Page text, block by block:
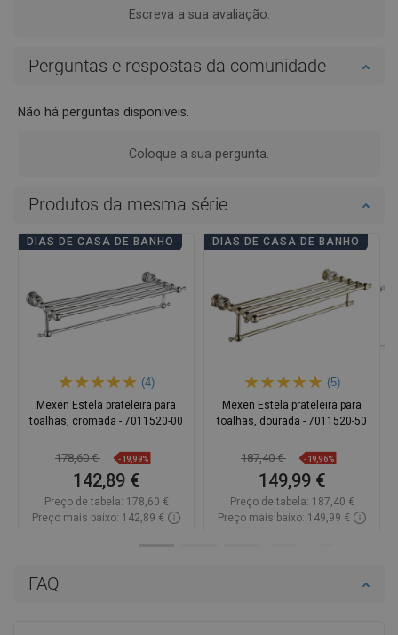
FAQ
Escreva a sua avaliação.
Perguntas e respostas da comunidade
Não há perguntas disponíveis.
Coloque a sua pergunta.
Produtos da mesma série
DIAS DE CASA DE BANHO
(4)
Mexen Estela prateleira para
toalhas, cromada - 7011520-00
178,60 € -19,99%
142,89 €
Preço de tabela: 178,60 €
Preço mais baixo: 142,89 €
DIAS DE CASA DE BANHO
(5)
Mexen Estela prateleira para
toalhas, dourada - 7011520-50
187,40 € -19,96%
149,99 €
Preço de tabela: 187,40 €
Preço mais baixo: 149,99 €